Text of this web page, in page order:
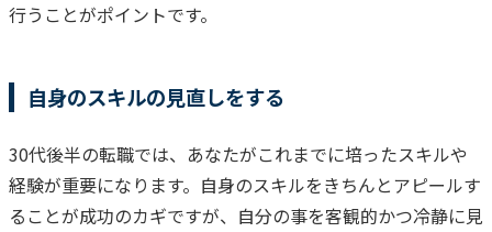
行うことがポイントです。
自身のスキルの見直しをする
30代後半の転職では、あなたがこれまでに培ったスキルや
経験が重要になります。 自身のスキルをきちんとアピールす
ることが成功のカギですが、自分の事を客観的かつ冷静に見